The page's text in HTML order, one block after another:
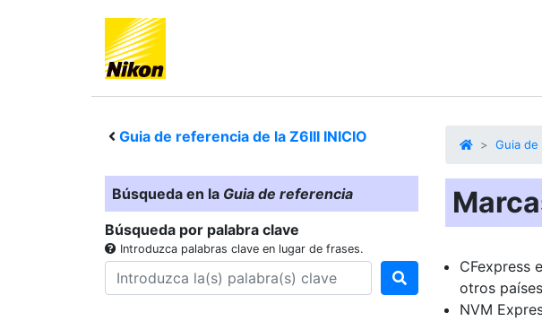
Guia de referencia de la Z6III INICIO
Búsqueda en la Guia de referencia
Búsqueda por palabra clave
Introduzca palabras clave en lugar de frases.
Guia de
CFexpress
otros
NVM